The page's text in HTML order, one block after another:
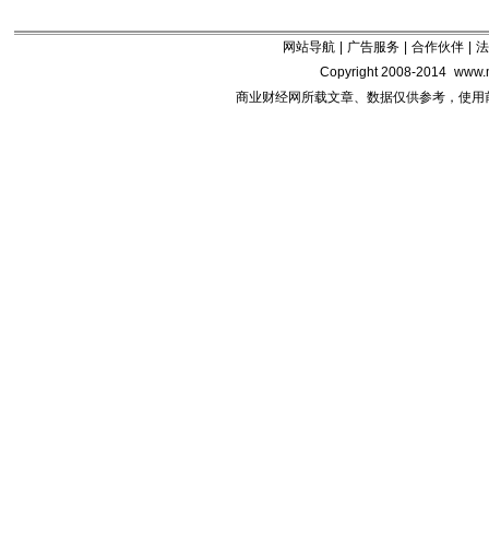
网站导航 广告服务 合作伙伴
Copyright 2008-2014
商业财经网所载文章、数据仅供参考，使